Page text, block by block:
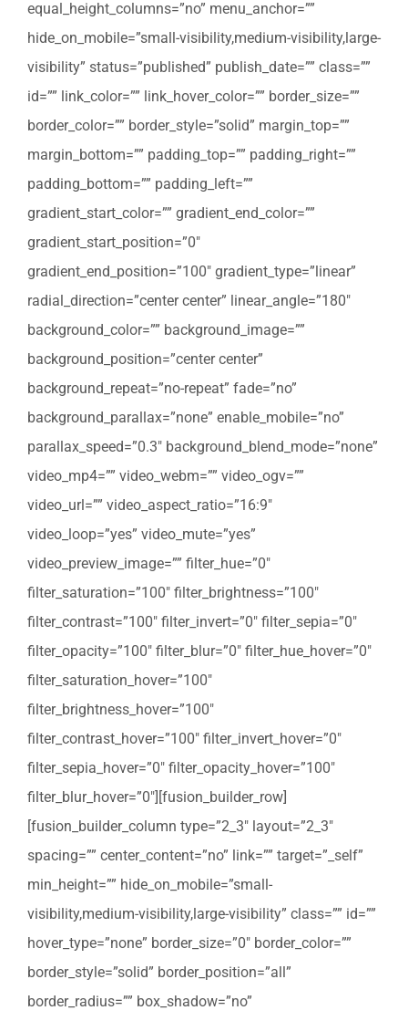
equal_height_columns=”no” menu_anchor=””
hide_on_mobile=”small-visibility,medium-visibility,large-
visibility” status=”published” publish_date=”” class=””
id=”” link_color=”” link_hover_color=”” border_size=””
border_color=”” border_style=”solid” margin_top=””
margin_bottom=”” padding_top=”” padding_right=””
padding_bottom=”” padding_left=””
gradient_start_color=”” gradient_end_color=””
gradient_start_position=”0″
gradient_end_position=”100″ gradient_type=”linear”
radial_direction=”center center” linear_angle=”180″
background_color=”” background_image=””
background_position=”center center”
background_repeat=”no-repeat” fade=”no”
background_parallax=”none” enable_mobile=”no”
parallax_speed=”0.3″ background_blend_mode=”none”
video_mp4=”” video_webm=”” video_ogv=””
video_url=”” video_aspect_ratio=”16:9″
video_loop=”yes” video_mute=”yes”
video_preview_image=”” filter_hue=”0″
filter_saturation=”100″ filter_brightness=”100″
filter_contrast=”100″ filter_invert=”0″ filter_sepia=”0″
filter_opacity=”100″ filter_blur=”0″ filter_hue_hover=”0″
filter_saturation_hover=”100″
filter_brightness_hover=”100″
filter_contrast_hover=”100″ filter_invert_hover=”0″
filter_sepia_hover=”0″ filter_opacity_hover=”100″
filter_blur_hover=”0″][fusion_builder_row]
[fusion_builder_column type=”2_3″ layout=”2_3″
spacing=”” center_content=”no” link=”” target=”_self”
min_height=”” hide_on_mobile=”small-
visibility,medium-visibility,large-visibility” class=”” id=””
hover_type=”none” border_size=”0″ border_color=””
border_style=”solid” border_position=”all”
border_radius=”” box_shadow=”no”